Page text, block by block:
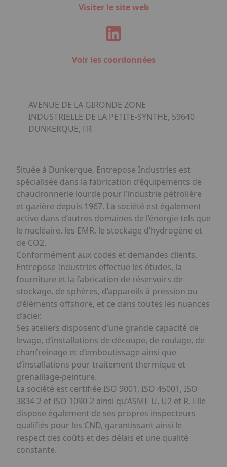
Visiter le site web
Voir les coordonnées
AVENUE DE LA GIRONDE ZONE
INDUSTRIELLE DE LA PETITE-SYNTHE, 59640
DUNKERQUE, FR
Située à Dunkerque, Entrepose Industries est
spécialisée dans la fabrication d’équipements de
chaudronnerie lourde pour l’industrie pétrolière
et gazière depuis 1967. La société est également
active dans d’autres domaines de l’énergie tels que
le nucléaire, les EMR, le stockage d’hydrogène et
de CO2.
Conformément aux codes et demandes clients,
Entrepose Industries effectue les études, la
fourniture et la fabrication de réservoirs de
stockage, de sphères, d’appareils à pression ou
d’éléments offshore, et ce dans toutes les nuances
d’acier.
Ses ateliers disposent d’une grande capacité de
levage, d’installations de découpe, de roulage, de
chanfreinage et d’emboutissage ainsi que
d’installations pour traitement thermique et
grenaillage-peinture.
La société est certifiée ISO 9001, ISO 45001, ISO
3834-2 et ISO 1090-2 ainsi qu’ASME U, U2 et R. Elle
dispose également de ses propres inspecteurs
qualifiés pour les CND, garantissant ainsi le
respect des coûts et des délais et une qualité
constante.